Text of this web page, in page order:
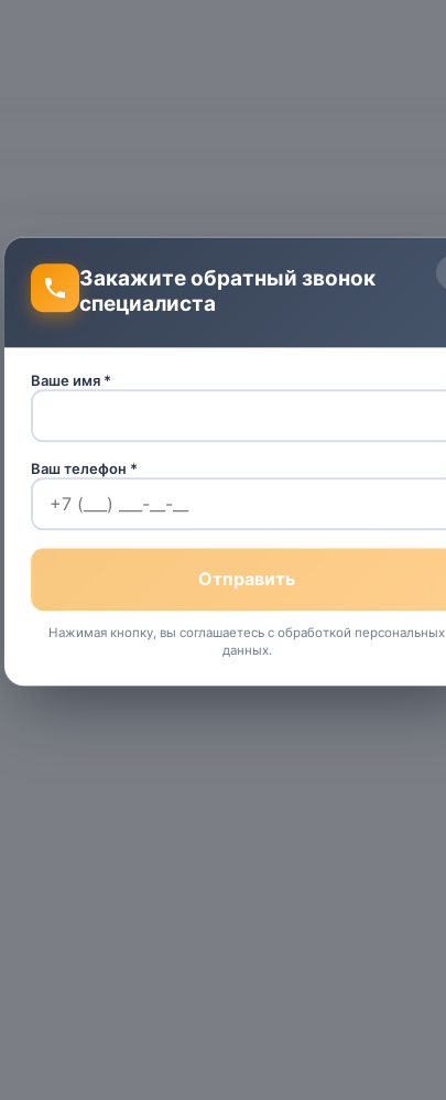
Закажите обратный звонок
специалиста
Ваше имя *
Ваш телефон *
Нажимая кнопку, вы соглашаетесь с обработкой персональных
данных.